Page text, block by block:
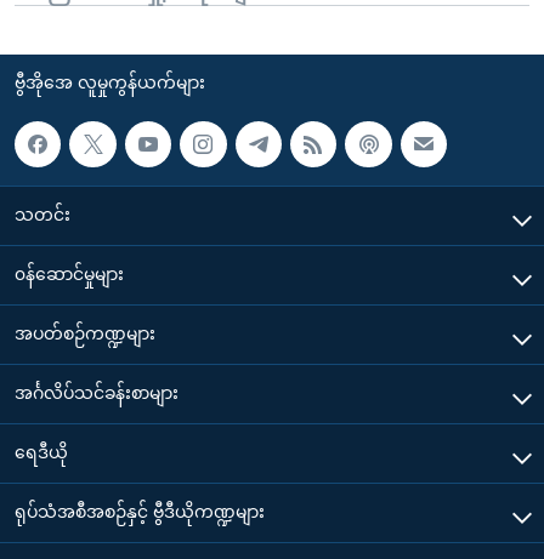
ဗွီအိုအေ လူမှုကွန်ယက်များ
သတင်း
၀န်ဆောင်မှုများ
အပတ်စဉ်ကဏ္ဍများ
အင်္ဂလိပ်သင်ခန်းစာများ
ရေဒီယို
ရုပ်သံအစီအစဉ်နှင့် ဗွီဒီယိုကဏ္ဍများ